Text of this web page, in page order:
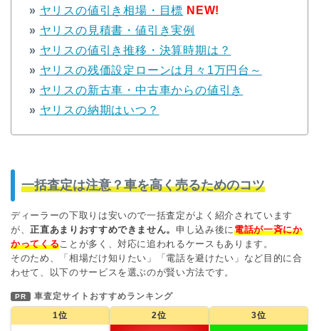
» ヤリスの値引き相場・目標 NEW!
» ヤリスの見積書・値引き実例
» ヤリスの値引き推移・決算時期は？
» ヤリスの残価設定ローンは月々1万円台～
» ヤリスの新古車・中古車からの値引き
» ヤリスの納期はいつ？
一括査定は注意？車を高く売るためのコツ
ディーラーの下取りは安いので一括査定がよく紹介されています
が、正直あまりおすすめできません。申し込み後に電話が一斉にか
かってくることが多く、対応に追われるケースもあります。
そのため、「相場だけ知りたい」「電話を避けたい」など目的に合
わせて、以下のサービスを選ぶのが賢い方法です。
PR
車査定サイトおすすめランキング
1位
2位 3位